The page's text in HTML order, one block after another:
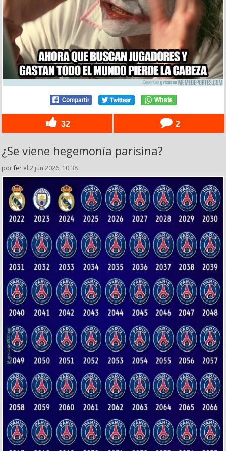
32 2
¿Se viene hegemonía parisina?
porfer el 2 jun 2026, 10:38